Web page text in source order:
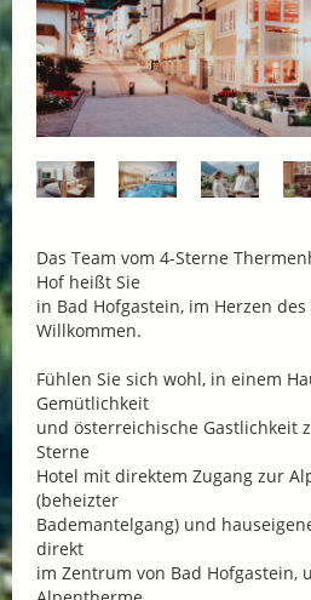
Das Team vom 4-Sterne
Hof heißt Sie
in Bad Hofgastein, im Herzen
Willkommen.
Fühlen Sie sich wohl, in einem
Gemütlichkeit
und österreichische Gastlichkeit
Sterne
Hotel mit direktem Zugang zur
(beheizter
Bademantelgang) und
direkt
im Zentrum von Bad